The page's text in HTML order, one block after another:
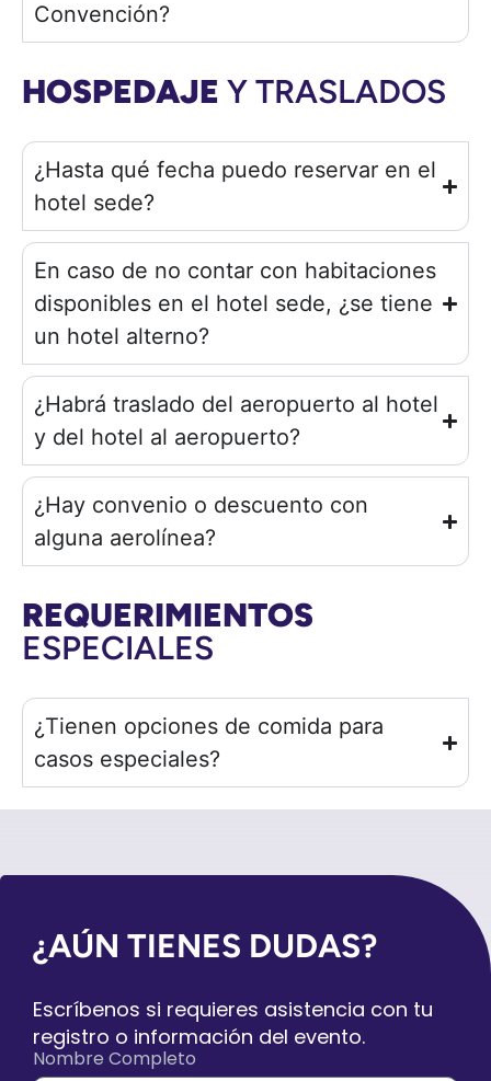
Convención?
HOSPEDAJE Y TRASLADOS
¿Hasta qué fecha puedo reservar en el
hotel sede?
En caso de no contar con habitaciones
disponibles en el hotel sede, ¿se tiene
un hotel alterno?
¿Habrá traslado del aeropuerto al hotel
y del hotel al aeropuerto?
¿Hay convenio o descuento con
alguna aerolínea?
REQUERIMIENTOS
ESPECIALES
¿Tienen opciones de comida para
casos especiales?
¿AÚN TIENES DUDAS?
Escríbenos si requieres asistencia con tu
registro o información del evento.
Nombre Completo